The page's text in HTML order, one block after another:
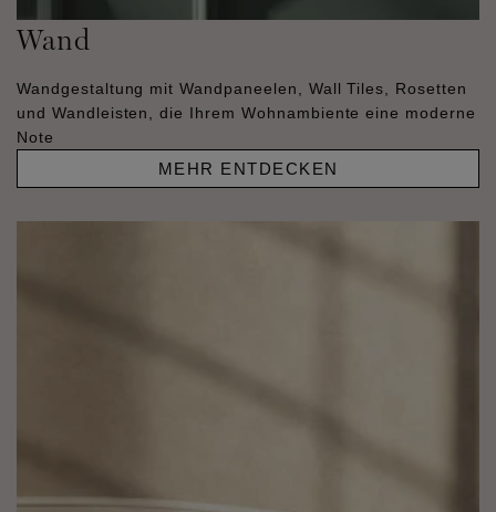
Wand
Wandgestaltung mit Wandpaneelen, Wall Tiles, Rosetten
und Wandleisten, die Ihrem Wohnambiente eine moderne
Note
MEHR ENTDECKEN